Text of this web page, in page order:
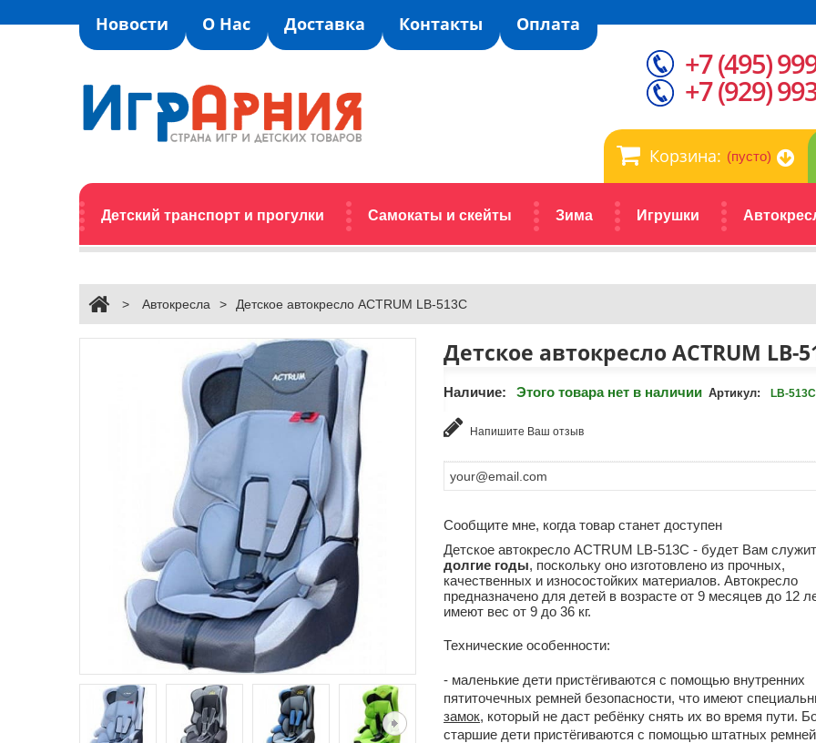
Новости О Нас Доставка Контакты Оплата
Корзина: (пусто)
Детский транспорт и прогулки Самокаты и скейты Зима Игрушки
+7 (495)
+7 (929)
> Автокресла > Детское автокресло ACTRUM LB-513C
Детское автокресло ACTRUM LB-
Наличие: Этого товара нет в наличии Артикул: LB-513C
Напишите Ваш отзыв
Сообщите мне, когда товар станет доступен
Детское автокресло ACTRUM LB-513C - будет Вам
долгие годы, поскольку оно изготовлено из прочных,
качественных и износостойких материалов. Автокресло
предназначено для детей в возрасте от 9 месяцев до 12
имеют вес от 9 до 36 кг.
Технические особенности:
- маленькие дети пристёгиваются с помощью внутренних
пятиточечных ремней безопасности, что имеют
замок, который не даст ребёнку снять их во время пути.
старшие дети пристёгиваются с помощью штатных ремней